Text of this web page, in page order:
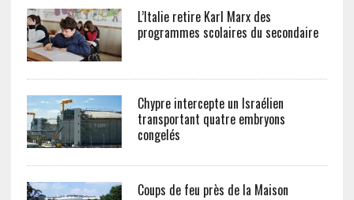
L’Italie retire Karl Marx des
programmes scolaires du secondaire
Chypre intercepte un Israélien
transportant quatre embryons
congelés
Coups de feu près de la Maison